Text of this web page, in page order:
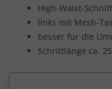
High-Waist-
links mit Mesh-
besser für die
Schrittlänge ca.